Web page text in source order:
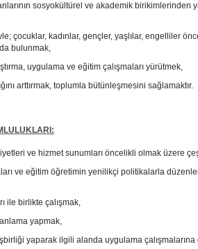
sosyokültürel ve akademik birikimlerinden
çocuklar, kadınlar, gençler, yaşlılar, engelliler
bulunmak,
uygulama ve eğitim çalışmaları yürütmek,
arttırmak, toplumla bütünleşmesini sağlamaktır.
ve hizmet sunumları öncelikli olmak üzere
ve eğitim öğretimin yenilikçi politikalarla
ile birlikte çalışmak,
yapmak,
yaparak ilgili alanda uygulama